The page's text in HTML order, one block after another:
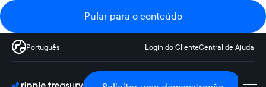
Pular para o conteúdo
Português Login do ClienteCentral de Ajuda